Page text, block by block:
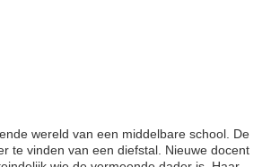
wereld van een middelbare school. De
te vinden van een diefstal. Nieuwe docent